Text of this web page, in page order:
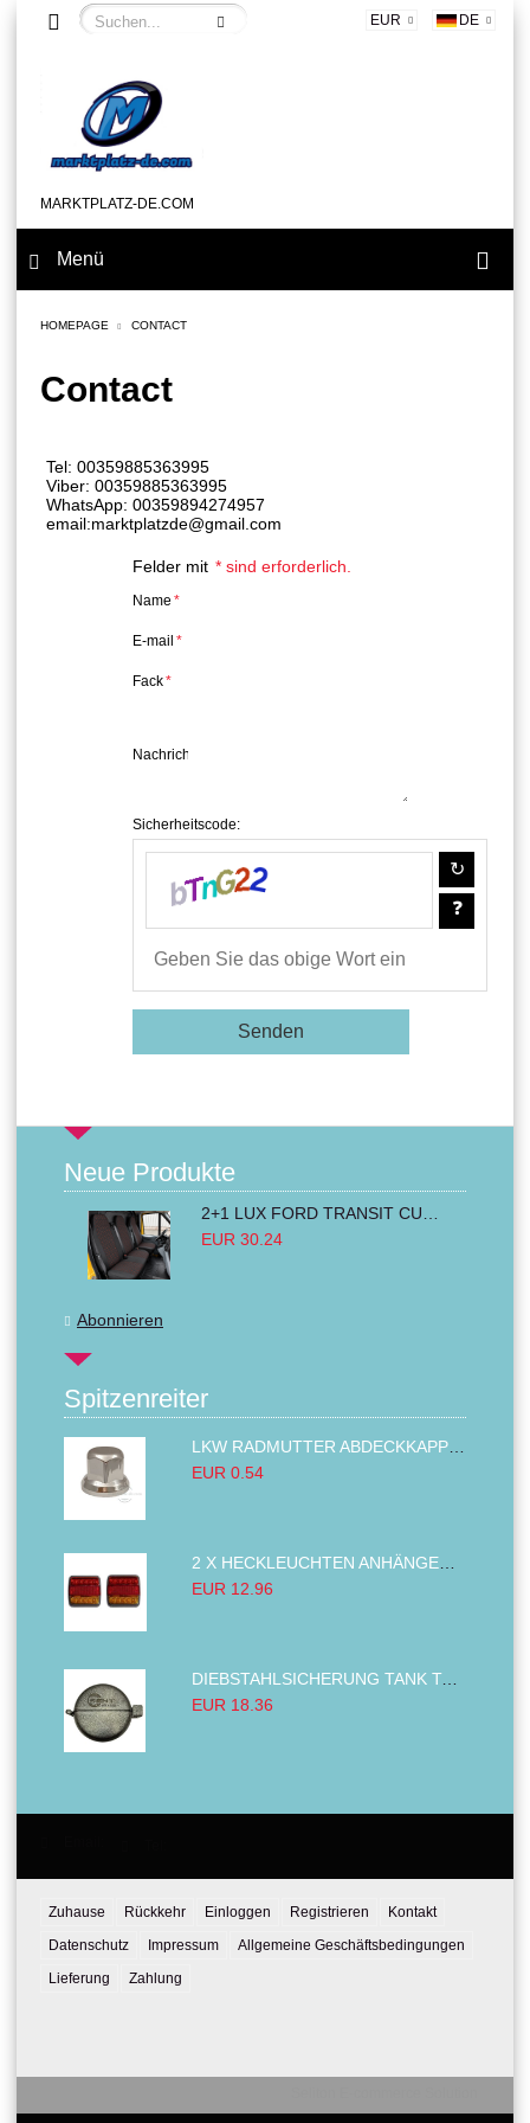
EUR DE
MARKTPLATZ-DE.COM
Menü
HOMEPAGE CONTACT
Contact
Tel: 00359885363995
Viber: 00359885363995
WhatsApp: 00359894274957
email:marktplatzde@gmail.com
Felder mit * sind erforderlich.
Name *
E-mail *
Fack*
Nachricht
Sicherheitscode:
Neue Produkte
EUR 30.24
Abonnieren
Spitzenreiter
EUR 0.54
EUR 12.96
DIEBSTAHLSICHERUNG TANK TANKDECKEL DIESELTANK KRAFTSTOFFTANKDECKEL VERRIEGELUNG PASSEND FÜR LKW PKW TRAKTOREN BAGGER 80MM
EUR 18.36
Zuhause Rückkehr Einloggen Registrieren
Kontakt
Datenschutz
Impressum
Allgemeine Geschäftsbedingungen
Lieferung
Zahlung